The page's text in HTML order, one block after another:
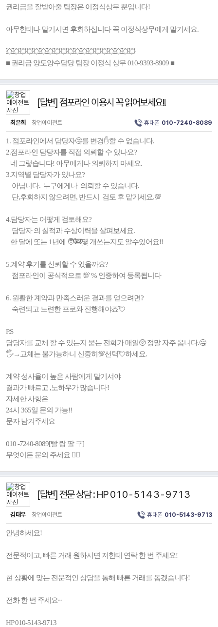
권리금을 잘받아줄 팀장은 이정식상무 뿐입니다!
아무한테나 맡기시면 후회하십니다 꼭 이정식상무에게 맡기세요.
💥💥💥💥💥💥💥💥💥💥💥💥💥💥💥💥💥💥💥
■ 권리금 양도양수담당 팀장 이정식 상무 010-9393-8909 ■
[답변] 점포라인 이용시 꼭 읽어보세요!!
최은희 창업에이전트 휴대폰 010-7240-8089
1. 점포라인에서 담당자🤔를 변경✋️할 수 없습니다.
2.점포라인 담당자를 직접 의뢰할 수 있나요?
네 그렇습니다! 아무에게나 의뢰하지 마세요.
3.지역별 담당자가 있나요?
아닙니다. 누구에게나 의뢰할 수 있습니다.
단,후회하지 않으려면, 반드시 검토 후 맡기세요.💯
4.담당자는 어떻게 검토해요?
담당자 의 실적과 수상이력을 살펴보세요.
한 달에 또는 1년에 🧑‍🚒몇 개쓰는지도 알수있어요!!
5.계약 후기를 신뢰할 수 있을까요?
점포라인이 공식적으로 💯 % 인증하여 등록됩니다
6. 원활한 계약과 만족스러운 결과를 얻으려면?
숙련되고 노련한 프로와 진행해야죠💘
P.S
담당자를 교체 할 수 있는지 묻는 전화가 매일🥺 정말 자주 옵니다.🤐
🖐→교체는 불가능하니 신중히💯선택💘하세요.
계약 성사율이 높은 사람에게 맡기셔야
결과가 빠르고 ,노하우가 많습니다!
자세한 사항은
24시 365일 문의 가능!!
문자 남겨주세요
010 -7240-8089[빨 랑 팔 구]
무엇이든 문의 주세요 💁‍♀️
[답변] 전문 상담 : HP 0 1 0 - 5 1 4 3 - 9 7 1 3
김태우 창업에이전트 휴대폰 010-5143-9713
안녕하세요!
전문적이고, 빠른 거래 원하시면 저한테 연락 한 번 주세요!
현 상황에 맞는 전문적인 상담을 통해 빠른 거래를 돕겠습니다!
전화 한 번 주세요~
HP 010-5143-9713